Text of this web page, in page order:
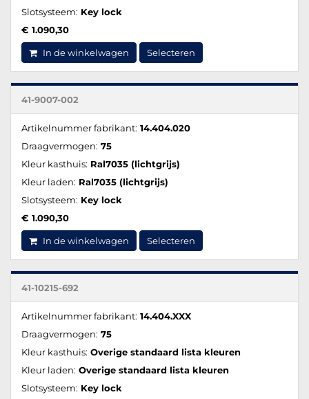
Slotsysteem: Key lock
€ 1.090,30
In de winkelwagen Selecteren
41-9007-002
Artikelnummer fabrikant: 14.404.020
Draagvermogen: 75
Kleur kasthuis: Ral7035 (lichtgrijs)
Kleur laden: Ral7035 (lichtgrijs)
Slotsysteem: Key lock
€ 1.090,30
In de winkelwagen Selecteren
41-10215-692
Artikelnummer fabrikant: 14.404.XXX
Draagvermogen: 75
Kleur kasthuis: Overige standaard lista kleuren
Kleur laden: Overige standaard lista kleuren
Slotsysteem: Key lock